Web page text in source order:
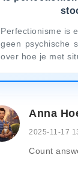
Perfectionisme is
geen psychische
over hoe je met
Anna
2025-11-17
Count